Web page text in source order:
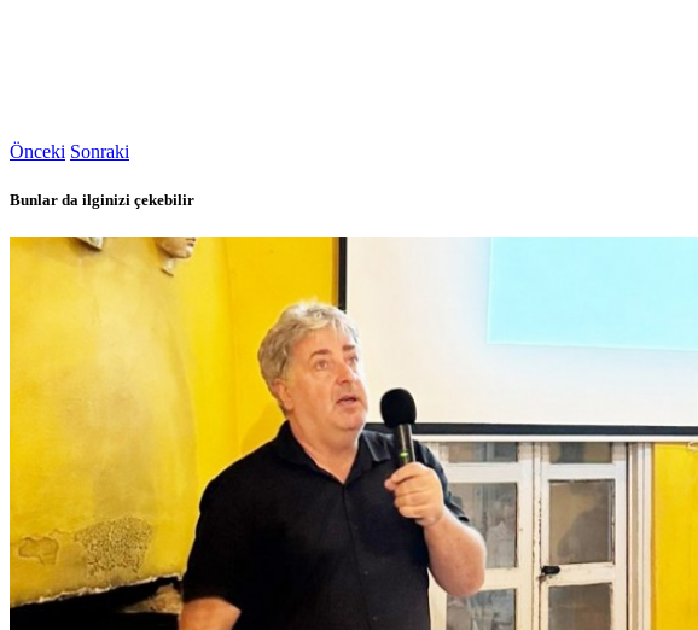
Önceki Sonraki
Bunlar da ilginizi çekebilir